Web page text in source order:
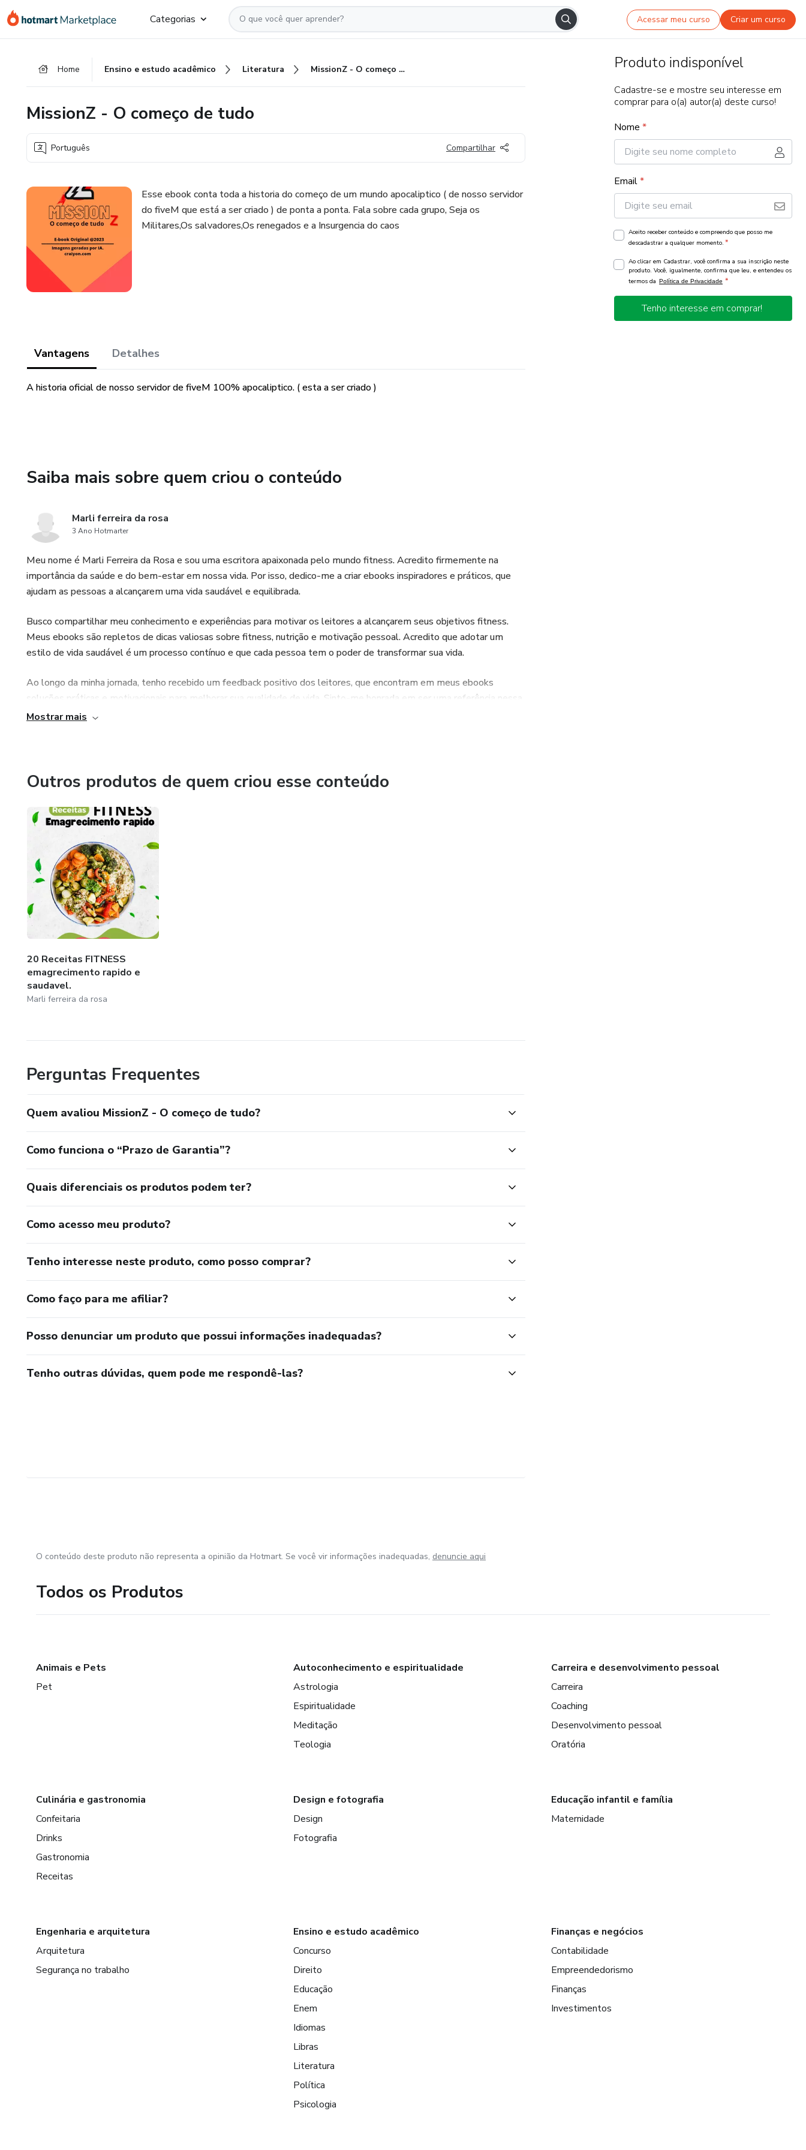
para
para
para
Categorias Acessar meu curso Criar um curso
Home Ensino e estudo acadêmico Literatura MissionZ - O começo de tudo
MissionZ - O começo de tudo
Português Compartilhar
Esse ebook conta toda a historia do começo de um mundo apocaliptico ( de nosso servidor
do fiveM que está a ser criado ) de ponta a ponta. Fala sobre cada grupo, Seja os
Militares,Os salvadores,Os renegados e a Insurgencia do caos
Vantagens Detalhes
A historia oficial de nosso servidor de fiveM 100% apocaliptico. ( esta a ser criado )
Saiba mais sobre quem criou o conteúdo
Marli ferreira da rosa
3 Ano Hotmarter
Meu nome é Marli Ferreira da Rosa e sou uma escritora apaixonada pelo mundo fitness. Acredito firmemente na
importância da saúde e do bem-estar em nossa vida. Por isso, dedico-me a criar ebooks inspiradores e práticos, que
ajudam as pessoas a alcançarem uma vida saudável e equilibrada.
Busco compartilhar meu conhecimento e experiências para motivar os leitores a alcançarem seus objetivos fitness.
Meus ebooks são repletos de dicas valiosas sobre fitness, nutrição e motivação pessoal. Acredito que adotar um
estilo de vida saudável é um processo contínuo e que cada pessoa tem o poder de transformar sua vida.
Ao longo da minha jornada, tenho recebido um feedback positivo dos leitores, que encontram em meus ebooks
soluções práticas e motivacionais para melhorar sua qualidade de vida. Sinto-me honrada em ser uma referência nessa
área e em poder ajudar as pessoas a conquistarem uma vida mais saudável.
pessoas através da minha escrita.
Continuarei meu trabalho com dedicação e empenho, buscando sempre atualizar-me e fornecer conteúdo relevante e
inspirador. Estou comprometida em ajudar cada leitor a alcançar seus objetivos e a viver uma vida mais plena e
saudável. Juntos, podemos construir um futuro fitness e motivador para todos.
Mostrar mais
Outros produtos de quem criou esse conteúdo
20 Receitas FITNESS
emagrecimento rapido e
saudavel.
Marli ferreira da rosa
Perguntas Frequentes
Quem avaliou MissionZ - O começo de tudo?
Como funciona o “Prazo de Garantia”?
Quais diferenciais os produtos podem ter?
Como acesso meu produto?
Tenho interesse neste produto, como posso comprar?
Como faço para me afiliar?
Posso denunciar um produto que possui informações inadequadas?
Tenho outras dúvidas, quem pode me respondê-las?
Produto indisponível
Cadastre-se e mostre seu interesse em
comprar para o(a) autor(a) deste curso!
Nome *
Email*
Aceito receber conteúdo e compreendo que posso me
descadastrar a qualquer momento. *
Ao clicar em Cadastrar, você confirma a sua inscrição neste
produto. Você, igualmente, confirma que leu, e entendeu os
termos da Política de Privacidade *
Tenho interesse em comprar!
O conteúdo deste produto não representa a opinião da Hotmart. Se você vir informações inadequadas, denuncie aqui
Todos os Produtos
Animais e Pets
Pet
Autoconhecimento e espiritualidade
Astrologia
Espiritualidade
Meditação
Teologia
Carreira e desenvolvimento pessoal
Carreira
Coaching
Desenvolvimento pessoal
Oratória
Culinária e gastronomia
Confeitaria
Drinks
Gastronomia
Receitas
Design e fotografia
Design
Fotografia
Educação infantil e família
Maternidade
Engenharia e arquitetura
Arquitetura
Segurança no trabalho
Ensino e estudo acadêmico
Concurso
Direito
Educação
Enem
Idiomas
Libras
Literatura
Política
Psicologia
Finanças e negócios
Contabilidade
Empreendedorismo
Finanças
Investimentos